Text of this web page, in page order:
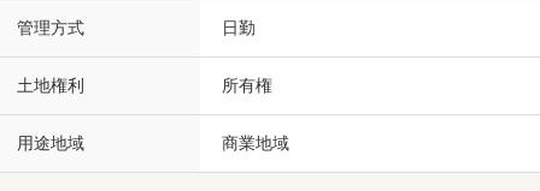
管理方式 日勤
土地権利 所有権
用途地域 商業地域